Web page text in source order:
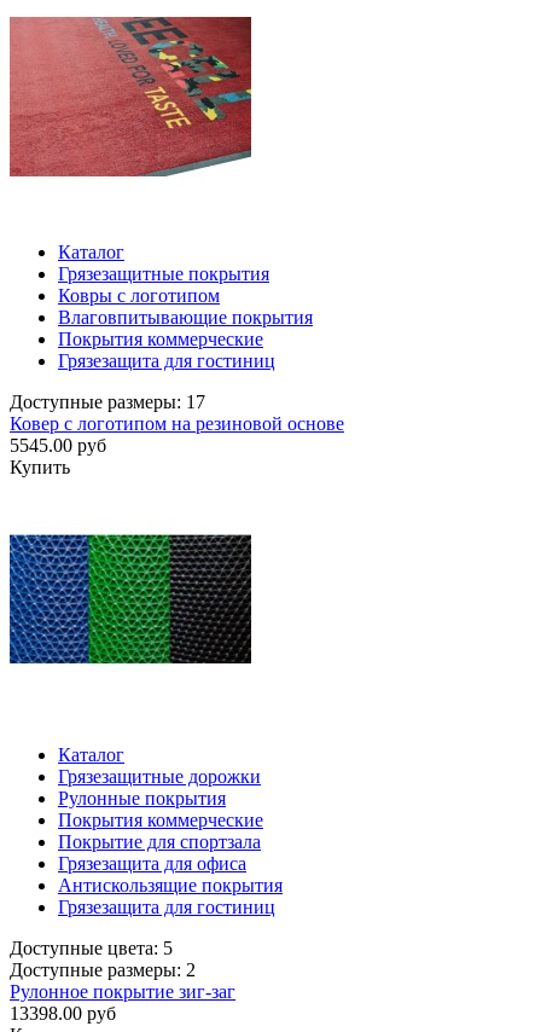
Каталог
Грязезащитные покрытия
Ковры с логотипом
Влаговпитывающие покрытия
Покрытия коммерческие
Грязезащита для гостиниц
Доступные размеры: 17
Ковер с логотипом на резиновой основе
5545.00 руб
Купить
Каталог
Грязезащитные дорожки
Рулонные покрытия
Покрытия коммерческие
Покрытие для спортзала
Грязезащита для офиса
Антискользящие покрытия
Грязезащита для гостиниц
Доступные цвета: 5
Доступные размеры: 2
Рулонное покрытие зиг-заг
13398.00 руб